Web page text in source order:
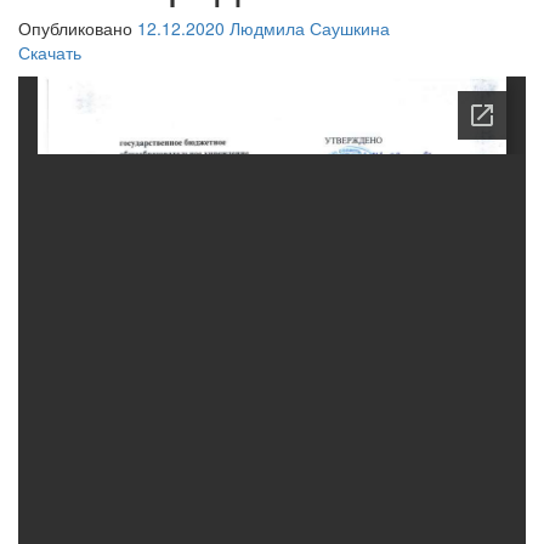
Опубликовано 12.12.2020 Людмила Саушкина
Скачать